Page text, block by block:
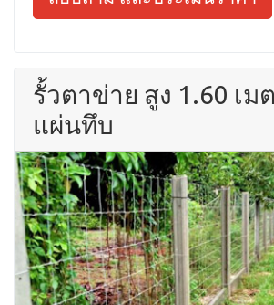
รั้วตาข่าย สูง 1.60 เม
แผ่นทึบ